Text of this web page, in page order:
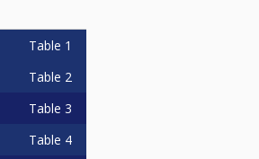
Table 1
Table 2
Table 3
Table 4